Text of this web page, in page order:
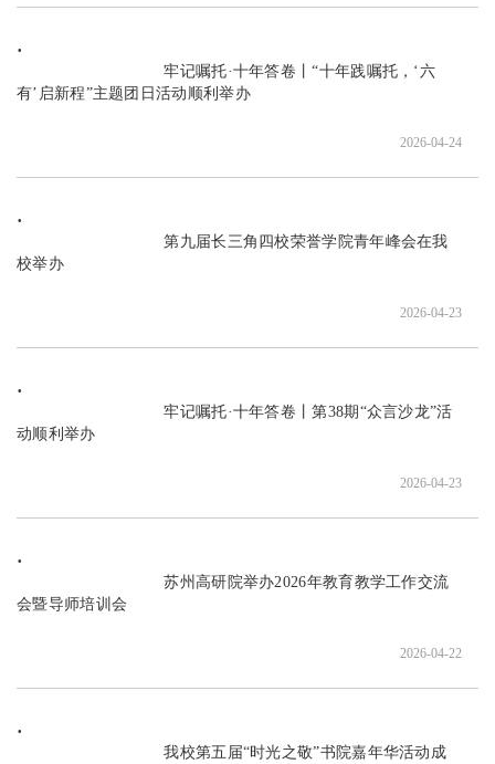
                               牢记嘱托·十年答卷丨“十年践嘱托，‘六
有’启新程”主题团日活动顺利举办
2026-04-24
                               第九届长三角四校荣誉学院青年峰会在我
校举办
2026-04-23
                               牢记嘱托·十年答卷丨第38期“众言沙龙”活
动顺利举办
2026-04-23
                               苏州高研院举办2026年教育教学工作交流
会暨导师培训会
2026-04-22
                               我校第五届“时光之敬”书院嘉年华活动成